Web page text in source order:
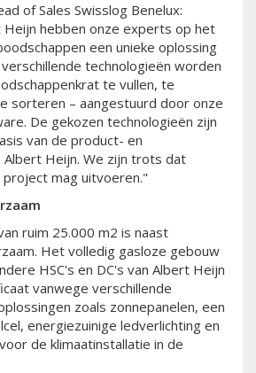
of Sales Swisslog Benelux:
Heijn hebben onze experts op het
een unieke oplossing
technologieën worden
te vullen, te
sorteren – aangestuurd door onze
De gekozen technologieën zijn
van de product- en
Heijn. We zijn trots dat
mag uitvoeren."
ruim 25.000 m2 is naast
Het volledig gasloze gebouw
HSC's en DC's van Albert Heijn
vanwege verschillende
zoals zonnepanelen, een
energiezuinige ledverlichting en
de klimaatinstallatie in de